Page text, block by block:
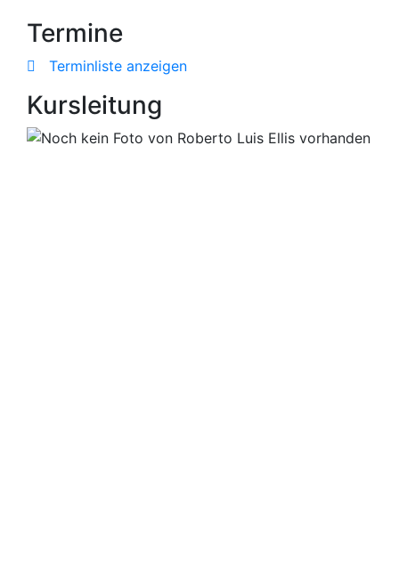
Termine
Terminliste anzeigen
Kursleitung